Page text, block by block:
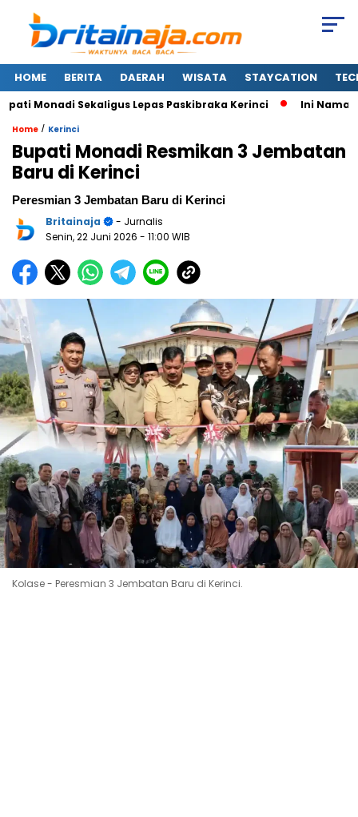
HOME BERITA DAERAH WISATA STAYCATION
Monadi Sekaligus Lepas Paskibraka Kerinci Ini Nama-
Home / Kerinci
Bupati Monadi Resmikan 3 Jembatan
Baru di Kerinci
Peresmian 3 Jembatan Baru di Kerinci
Britainaja
- Jurnalis
Senin, 22 Juni 2026 - 11:00 WIB
Kolase - Peresmian 3 Jembatan Baru di Kerinci.